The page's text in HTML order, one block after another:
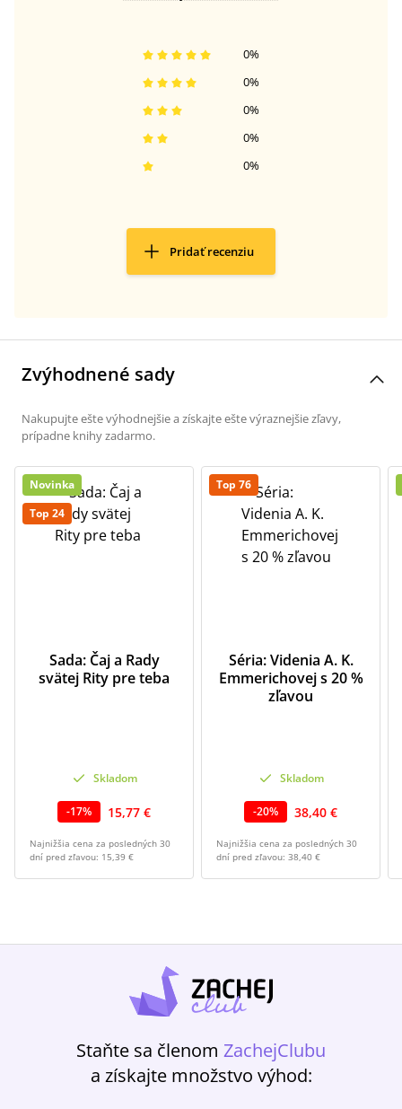
0%
0%
0%
0%
0%
Pridať recenziu
Zvýhodnené sady
Nakupujte ešte výhodnejšie a získajte ešte výraznejšie zľavy,
prípadne knihy zadarmo.
Novinka
Top 24
Sada: Čaj a Rady
svätej Rity pre teba
Skladom
-17% 15,77 €
Najnižšia cena za posledných 30
dní pred zľavou: 15,39 €
Top 76
Séria: Videnia A. K.
Emmerichovej s 20 %
zľavou
Skladom
-20% 38,40 €
Najnižšia cena za posledných 30
dní pred zľavou: 38,40 €
Staňte sa členom ZachejClubu
a získajte množstvo výhod: